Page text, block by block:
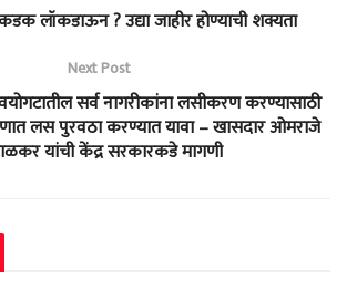
कडक लॉकडाऊन ? उद्या जाहीर होण्याची शक्यता
Next Post
सर्व नागरीकांना लसीकरण करण्यासाठी
लस पुरवठा करण्यात यावा – खासदार ओमराजे
यांची केंद्र सरकारकडे मागणी